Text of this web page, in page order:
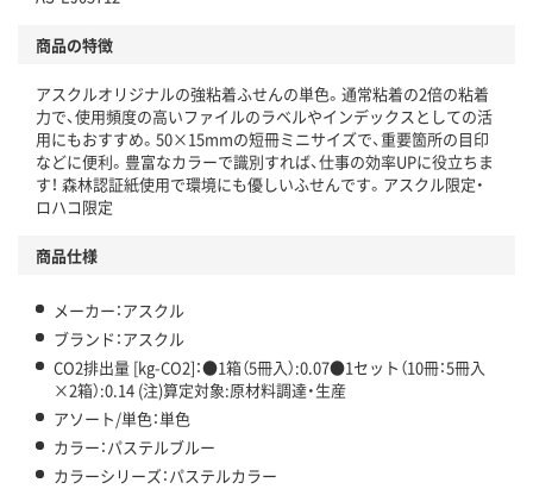
仕組
この商品の環境配慮ポイントです。下記商品詳細「
アスクル商品環境スコア詳細／加点項目
」で確認できます。
商品の特徴
アスクルオリジナルの強粘着ふせんの単色。通常粘着の2倍の粘着
力で、使用頻度の高いファイルのラベルやインデックスとしての活
用にもおすすめ。50×15mmの短冊ミニサイズで、重要箇所の目印
などに便利。豊富なカラーで識別すれば、仕事の効率UPに役立ちま
す！ 森林認証紙使用で環境にも優しいふせんです。アスクル限定・
ロハコ限定
商品仕様
メーカー：アスクル
ブランド：アスクル
CO2排出量 [kg-CO2]：●1箱（5冊入）:0.07●1セット（10冊：5冊入
×2箱）:0.14 (注)算定対象:原材料調達・生産
アソート/単色：単色
カラー：パステルブルー
カラーシリーズ：パステルカラー